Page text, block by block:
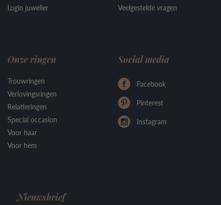
Login juwelier
Veelgestelde vragen
Onze ringen
Trouwringen
Verlovingsringen
Relatieringen
Special occasion
Voor haar
Voor hem
Social media
Facebook
Pinterest
Instagram
Nieuwsbrief